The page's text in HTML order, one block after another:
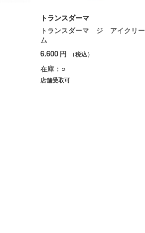
トランスダーマ
トランスダーマ ジ アイクリー
ム
6,600 円 （税込）
在庫：○
店舗受取可